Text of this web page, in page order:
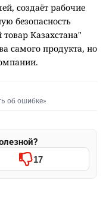
создаёт рабочие
безопасность
Казахстана"
самого продукта, но
об ошибке»
17